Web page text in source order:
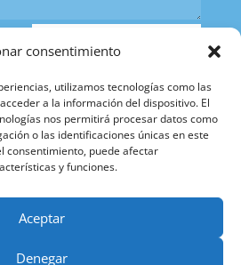
consentimiento
utilizamos tecnologías como las
a la información del dispositivo. El
nos permitirá procesar datos como
o las identificaciones únicas en este
consentimiento, puede afectar
y funciones.
Aceptar
Denegar
ENVIAR
CONSULTA